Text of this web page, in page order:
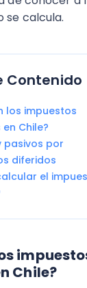
se calcula.
Contenido
los impuestos
Chile?
pasivos por
diferidos
el
Chile?